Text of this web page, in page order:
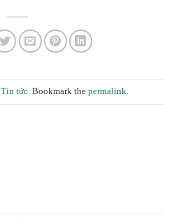
Tin tức. Bookmark the permalink.